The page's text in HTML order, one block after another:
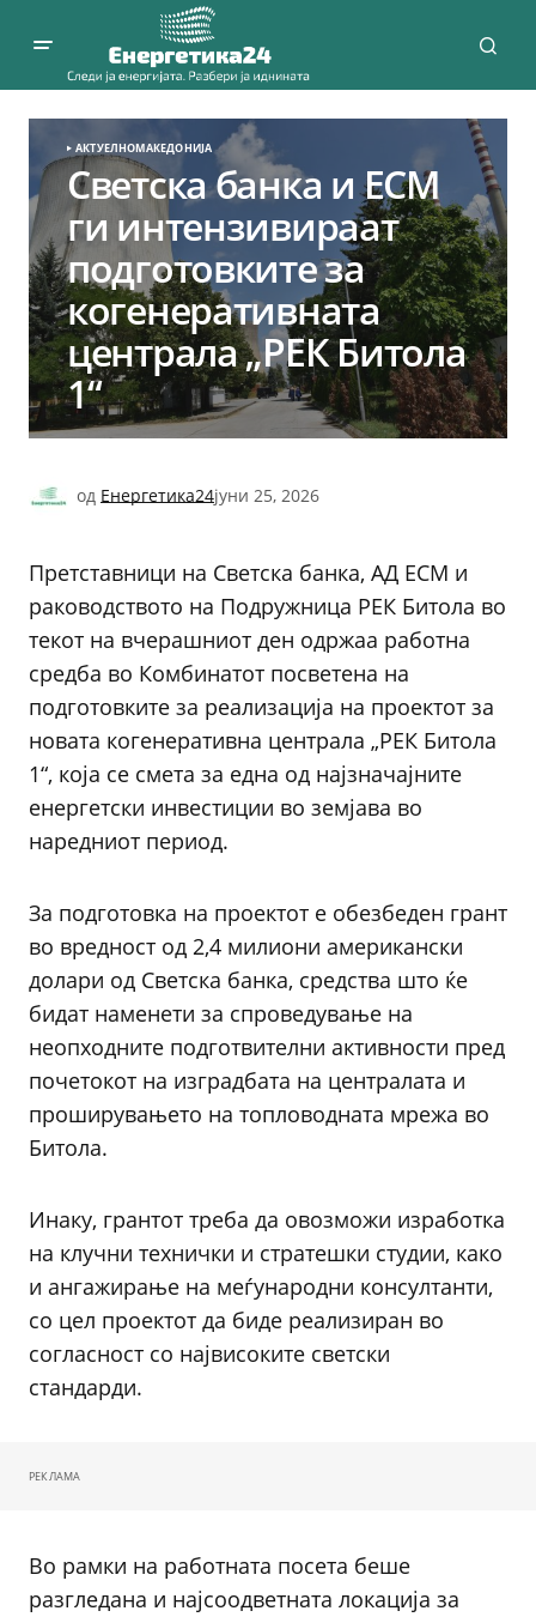
АКТУЕЛНОМАКЕДОНИЈА
Светска банка и ЕСМ
ги интензивираат
подготовките за
когенеративната
централа „РЕК Битола
1“
од Енергетика24јуни 25, 2026
Претставници на Светска банка, АД ЕСМ и
раководството на Подружница РЕК Битола во
текот на вчерашниот ден одржаа работна
средба во Комбинатот посветена на
подготовките за реализација на проектот за
новата когенеративна централа „РЕК Битола
1“, која се смета за една од најзначајните
енергетски инвестиции во земјава во
наредниот период.
За подготовка на проектот е обезбеден грант
во вредност од 2,4 милиони американски
долари од Светска банка, средства што ќе
бидат наменети за спроведување на
неопходните подготвителни активности пред
почетокот на изградбата на централата и
проширувањето на топловодната мрежа во
Битола.
Инаку, грантот треба да овозможи изработка
на клучни технички и стратешки студии, како
и ангажирање на меѓународни консултанти,
со цел проектот да биде реализиран во
согласност со највисоките светски
стандарди.
РЕКЛАМА
Во рамки на работната посета беше
разгледана и најсоодветната локација за